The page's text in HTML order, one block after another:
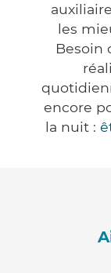
les
Besoin
encore
la nuit :